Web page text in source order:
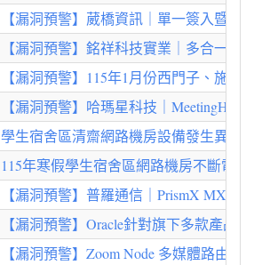
【漏洞預警】葳橋資訊｜單一簽入暨電
【漏洞預警】銘祥科技實業｜多合一
【漏洞預警】115年1月份西門子、施
【漏洞預警】哈瑪星科技｜
學生宿舍區清齋網路機房設備發生異常
115年寒假學生宿舍區網路機房不斷電
【漏洞預警】普羅通信｜PrismX MX100
【漏洞預警】Oracle針對旗下多款產品
【漏洞預警】Zoom Node 多媒體路由